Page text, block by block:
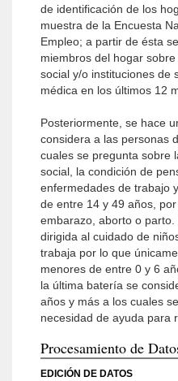
de identificación de los
muestra de la Encuesta
Empleo; a partir de ésta
miembros del hogar
social y/o instituciones de
médica en los últimos 12
Posteriormente, se hace
considera a las personas
cuales se pregunta sobre
social, la condición de
enfermedades de trabajo
de entre 14 y 49 años,
embarazo, aborto o
dirigida al cuidado de
trabaja por lo que
menores de entre 0 y 6
la última batería se
años y más a los cuales
necesidad de ayuda para
Procesamiento de
EDICIÓN DE DATOS